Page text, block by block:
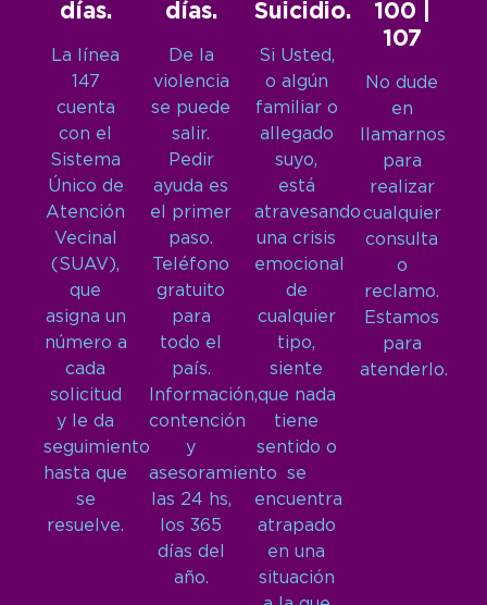
días.
La línea
147
cuenta
con el
Sistema
Único de
Atención
Vecinal
(SUAV),
que
asigna un
número a
cada
solicitud
y le da
seguimiento
hasta que
se
resuelve.
días.
De la
violencia
se puede
salir.
Pedir
ayuda es
el primer
paso.
Teléfono
gratuito
para
todo el
país.
Información,
contención
y
asesoramiento
las 24 hs,
los 365
días del
año.
Suicidio.
Si Usted,
o algún
familiar o
allegado
suyo,
está
atravesando
una crisis
emocional
de
cualquier
tipo,
siente
que nada
tiene
sentido o
se
encuentra
atrapado
en una
situación
100 |
107
No dude
en
llamarnos
para
realizar
cualquier
consulta
o
reclamo.
Estamos
para
atenderlo.